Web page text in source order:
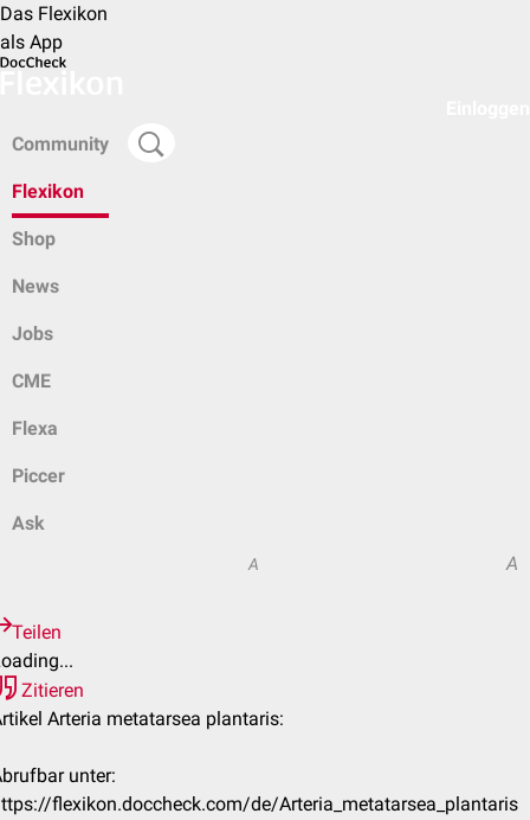
Das Flexikon
als App
Community
Flexikon
Shop
News
Jobs
CME
Flexa
Piccer
Ask
A A
Teilen
Zitieren
Arteria metatarsea plantaris:
unter:
flexikon.doccheck.com/de/Arteria_metatarsea_plantaris